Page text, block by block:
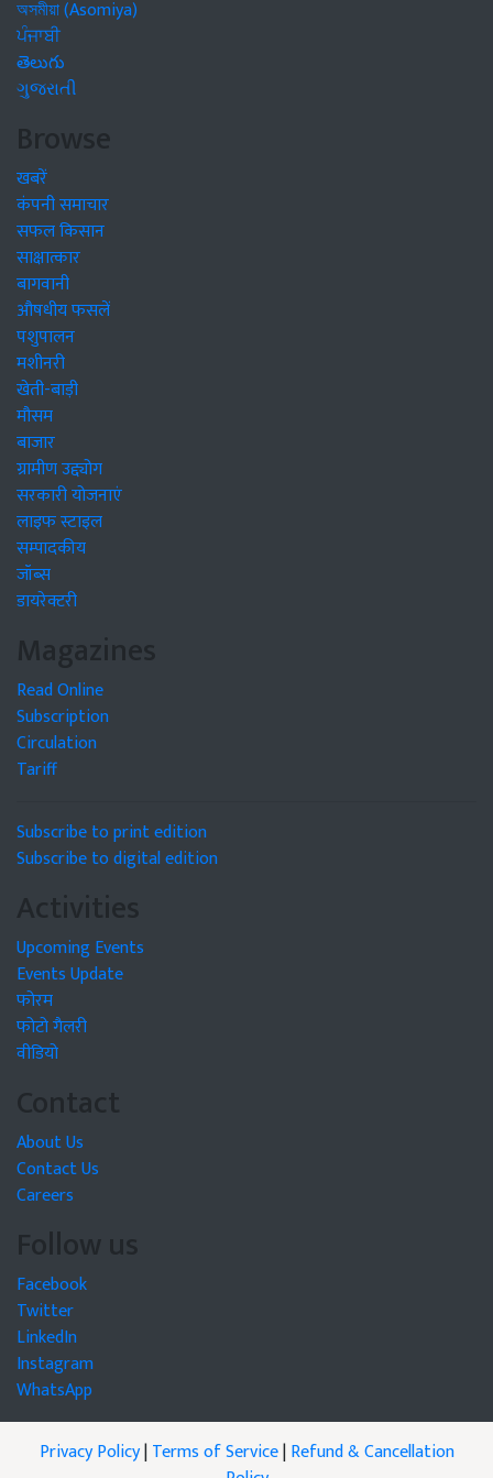
অসমীয়া (Asomiya)
ਪੰਜਾਬੀ
తెలుగు
ગુજરાતી
Browse
खबरें
कंपनी समाचार
सफल किसान
साक्षात्कार
बागवानी
औषधीय फसलें
पशुपालन
मशीनरी
खेती-बाड़ी
मौसम
बाजार
ग्रामीण उद्द्योग
सरकारी योजनाएं
लाइफ स्टाइल
सम्पादकीय
जॉब्स
डायरेक्टरी
Magazines
Read Online
Subscription
Circulation
Tariff
Subscribe to print edition
Subscribe to digital edition
Activities
Upcoming Events
Events Update
फोरम
फोटो गैलरी
वीडियो
Contact
About Us
Contact Us
Careers
Follow us
Facebook
Twitter
LinkedIn
Instagram
WhatsApp
Privacy Policy|Terms of Service|Refund & Cancellation